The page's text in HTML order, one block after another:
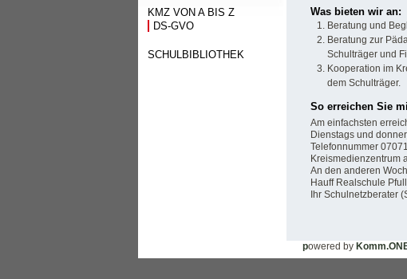
KMZ VON A BIS Z
DS-GVO
SCHULBIBLIOTHEK
Was bieten wir an:
Beratung und
Beratung zur
Schulträger und
Kooperation im
dem Schulträger.
So erreichen Sie
Am einfachsten
Dienstags und
Telefonnummer
Kreismedienzentrum
An den anderen
Hauff Realschule
Ihr Schulnetzberater
powered by